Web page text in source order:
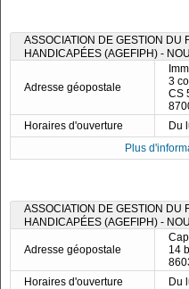
ASSOCIATION DE GESTION
HANDICAPÉES (AGEFIPH) -
Adresse géopostale
3
CS
Horaires d'ouverture
Du
Plus
ASSOCIATION DE GESTION
HANDICAPÉES (AGEFIPH) -
Adresse géopostale
14
Horaires d'ouverture
Du